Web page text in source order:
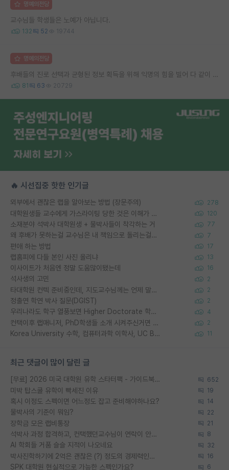
명예의전당
교수님들 학생들은 노예가 아닙니다.
132 52 19744
명예의전당
후배들의 진로 선택과 균형된 정보 획득을 위해 익명의 힘을 빌어 다 같이 연봉 공개 타임 한번 갖는 것 어때요?
81 63 20729
🔥 시선집중 핫한 인기글
외부에서 괜찮은 랩을 알아보는 방법 (장문주의) 278
대학원생들 교수에게 가스라이팅 당한 것은 이해가 갑니다. 안타깝네요. 120
소재분야 석박사 대학원생 + 물박사들이 착각하는 거 77
왜 후배가 못하는걸 교수님은 내 책임으로 돌리는걸까요? 7
편애 하는 방법 17
랩홈피에 다들 본인 사진 올리냐 13
이사이트가 처음엔 정말 도움많이됐는데 16
석사생의 고민 2
타대학원 컨텍 준비중인데, 지도교수님께는 언제 말씀드려야 할까요? 2
정출연 학연 박사 질문(DGIST) 2
우리나라도 학구 열풍보면 Higher Doctorate 학위가 필요하다고 봅니다. 4
컨택이후 랩매니저, PhD학생들 소개 시켜주신거면 거의 컨펌에 가깝나요? 2
Korea University 수학, 컴퓨터과학 이학사, UC Berkeley 산업공학 대학원 공학박사가 되는 것은 쉽지 않겠죠? 11
최근 댓글이 많이 달린 글
[무료] 2026 미국 대학원 유학 스타터팩 - 가이드북 & 합격자 컨택메일 템플릿 652
미박 탑스쿨 유학이 빡세진 이유 19
혹시 이정도 스펙이면 어느정도 잡고 준비해야하나요? 14
물박사의 기준이 뭐임? 22
장학금 모은 랩비통장 21
석박사 과정 합격하고, 컨택했던교수님이 연락이 안됩니다... 8
AI 학회들 거품 슬슬 지적이 나오네요 32
박사진학하기에 2억은 괜찮은 (?) 정도의 경제력인가요 16
SPK 대학원 현실적으로 가능한 스펙인가요? 6